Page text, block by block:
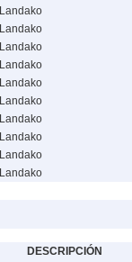
Landako
Landako
Landako
Landako
Landako
Landako
Landako
Landako
Landako
Landako
DESCRIPCIÓN